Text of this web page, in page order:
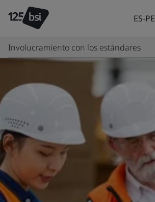
ES-PE
Involucramiento con los estándares